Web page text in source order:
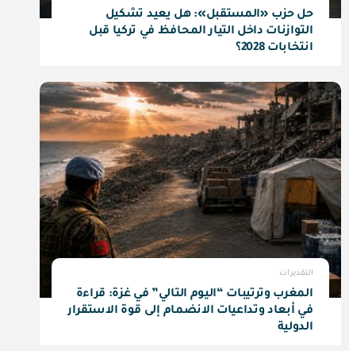
حل حزب «المستقبل»: هل يعيد تشكيل
التوازنات داخل التيار المحافظ في تركيا قبل
انتخابات 2028؟
التقديرات
المغرب وترتيبات “اليوم التالي” في غزة: قراءة
في أبعاد وتداعيات الانضمام إلى قوة الاستقرار
الدولية